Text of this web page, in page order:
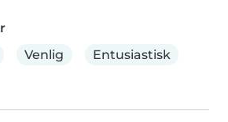
Venlig Entusiastisk